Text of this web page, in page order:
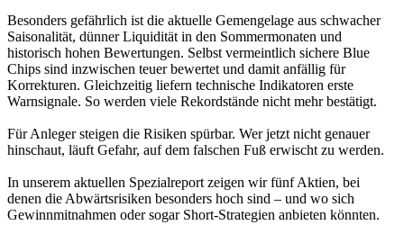
Besonders gefährlich ist die aktuelle Gemengelage aus schwacher
Saisonalität, dünner Liquidität in den Sommermonaten und
historisch hohen Bewertungen. Selbst vermeintlich sichere Blue
Chips sind inzwischen teuer bewertet und damit anfällig für
Korrekturen. Gleichzeitig liefern technische Indikatoren erste
Warnsignale. So werden viele Rekordstände nicht mehr bestätigt.
Für Anleger steigen die Risiken spürbar. Wer jetzt nicht genauer
hinschaut, läuft Gefahr, auf dem falschen Fuß erwischt zu werden.
In unserem aktuellen Spezialreport zeigen wir fünf Aktien, bei
denen die Abwärtsrisiken besonders hoch sind – und wo sich
Gewinnmitnahmen oder sogar Short-Strategien anbieten könnten.